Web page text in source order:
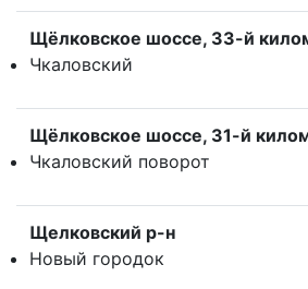
Щёлковское шоссе, 33-й
Чкаловский
Щёлковское шоссе, 31-й
Чкаловский поворот
Щелковский р-н
Новый городок